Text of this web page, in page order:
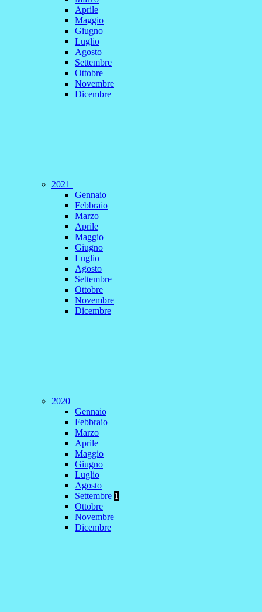
Aprile
Maggio
Giugno
Luglio
Agosto
Settembre
Ottobre
Novembre
Dicembre
2021
Gennaio
Febbraio
Marzo
Aprile
Maggio
Giugno
Luglio
Agosto
Settembre
Ottobre
Novembre
Dicembre
2020
Gennaio
Febbraio
Marzo
Aprile
Maggio
Giugno
Luglio
Agosto
Settembre 1
Ottobre
Novembre
Dicembre